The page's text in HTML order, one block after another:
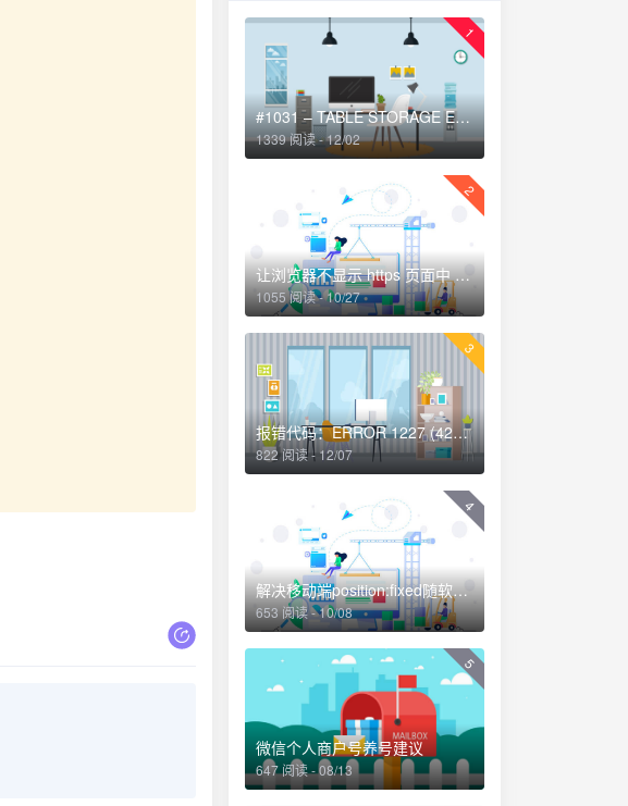
1
#1031 – TABLE STORAGE ENGINE FOR ” DOESN’T HAVE THIS OPTION解决方法
1339 阅读 - 12/02
2
让浏览器不显示 https 页面中 http 请求警报 http-equiv=”Content-Security-Policy” content=”upgrade-insecure-requests”
1055 阅读 - 10/27
3
报错代码：ERROR 1227 (42000)-解决办法
822 阅读 - 12/07
4
解决移动端position:fixed随软键盘移动的问题
653 阅读 - 10/08
5
微信个人商户号养号建议
647 阅读 - 08/13